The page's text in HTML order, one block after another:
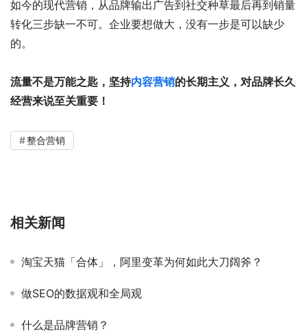
如今的现代营销，从品牌输出广告到社交种草最后再到销量
转化三步缺一不可。企业要想做大，没有一步是可以缺少
的。
流量不是万能之匙，坚持内容营销的长期主义，对品牌长久
经营来说至关重要！
整合营销
相关新闻
淘宝天猫「合体」，阿里变革为何如此大刀阔斧？
做SEO的数据观和全局观
什么是品牌营销？